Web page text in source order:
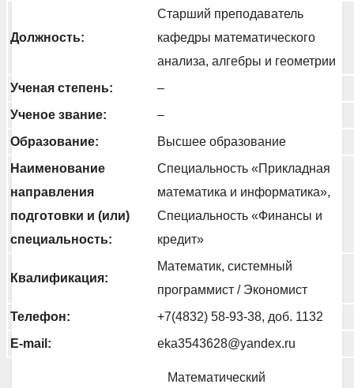
Должность:
Старший преподаватель
кафедры математического
анализа, алгебры и геометрии
Ученая степень:
–
Ученое звание:
–
Образование:
Высшее образование
Наименование
направления
подготовки и (или)
специальность:
Специальность «Прикладная
математика и информатика»,
Специальность «Финансы и
кредит»
Квалификация:
Математик, системный
программист / Экономист
Телефон:
+7(4832) 58-93-38, доб. 1132
E-mail:
eka3543628@yandex.ru
Математический